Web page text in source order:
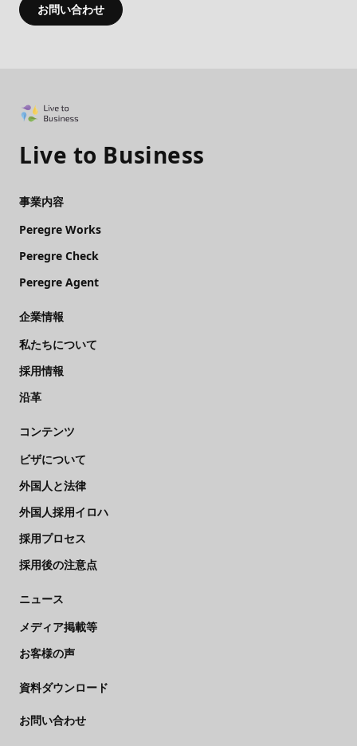
お問い合わせ
Live to Business
事業内容
Peregre Works
Peregre Check
Peregre Agent
企業情報
私たちについて
採用情報
沿革
コンテンツ
ビザについて
外国人と法律
外国人採用イロハ
採用プロセス
採用後の注意点
ニュース
メディア掲載等
お客様の声
資料ダウンロード
お問い合わせ